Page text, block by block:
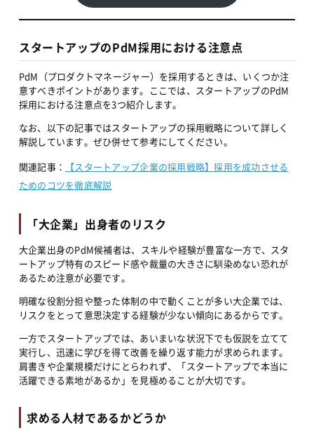
スタートアップのPdM採用における注意点
PdM（プロダクトマネージャー）を採用するときは、いくつか注
意すべきポイントがあります。ここでは、スタートアップのPdM
採用における注意点を3つ紹介します。
なお、以下の記事ではスタートアップの採用戦略について詳しく
解説しています。ぜひ併せて参考にしてください。
関連記事：
【スタートアップ企業の採用戦略】採用を成功させる
ためのコツを徹底解説
「大企業」出身者のリスク
大企業出身のPdM候補者は、スキルや経験が豊富な一方で、スタ
ートアップ特有のスピード感や裁量の大きさに馴染めない恐れが
あるため注意が必要です。
明確な役割分担や整った体制の中で動くことが多い大企業では、
リスクをとって意思決定する経験が少ない傾向にあるからです。
一方でスタートアップでは、あいまいな状況下でも仮説を立てて
実行し、迅速に学びを得て改善を繰り返す能力が求められます。
肩書きや企業規模だけにとらわれず、「スタートアップで本当に
活躍できる素地があるか」を見極めることが大切です。
求める人材であるかどうか